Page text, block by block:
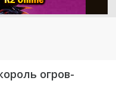
огров-